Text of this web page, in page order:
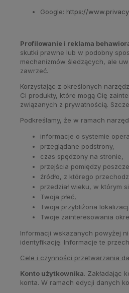
Google: https://
Profilowanie i reklama
skutki prawne lub w podobny
mechanizmów śledzących, ale
zawrzeć.
Korzystając z określonych
Ci produkty, które mogą Cię
związanych z prywatnością.
Podkreślamy, że w ramach
informacje o systemie
przeglądane podstrony,
czas spędzony na stronie,
przejścia pomiędzy
źródło, z którego
przedział wieku, w którym
Twoja płeć,
Twoja przybliżona
Twoje zainteresowania
Informacji wskazanych powyżej
identyfikację. Informacje te
Cele i czynności przetwarzania
Konto użytkownika. Zakładając
konta. W ramach edycji danych